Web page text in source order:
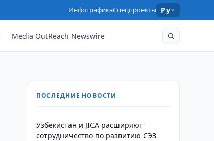
ИнфографикаСпецпроекты Ру
Media OutReach Newswire
ПОСЛЕДНИЕ НОВОСТИ
Узбекистан и JICA расширяют
сотрудничество по развитию СЭЗ